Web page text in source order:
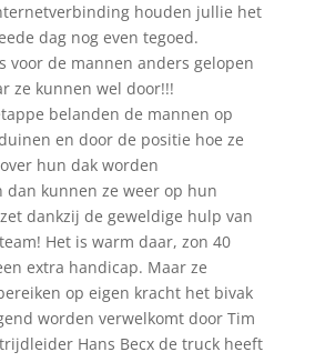
houden jullie het
dag nog even tegoed.
voor de mannen anders gelopen
ze kunnen wel door!!!
belanden de mannen op
en door de positie hoe ze
hun dak worden
dan kunnen ze weer op hun
dankzij de geweldige hulp van
Het is warm daar, zon 40
n extra handicap. Maar ze
op eigen kracht het bivak
worden verwelkomt door Tim
Hans Becx de truck heeft